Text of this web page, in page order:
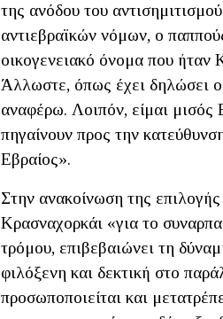
της ανόδου του
αντιεβραϊκών νόμων, ο
οικογενειακό όνομα που ήταν
Άλλωστε, όπως έχει δηλώσει
αναφέρω. Λοιπόν, είμαι μισός
πηγαίνουν προς την
Εβραίος».
Στην ανακοίνωση της
Κρασναχορκάι «για το
τρόμου, επιβεβαιώνει τη
φιλόξενη και δεκτική στο
προσωποποιείται και